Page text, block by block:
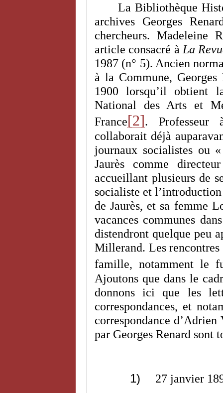
La Bibliothèque
archives Georges
chercheurs. Madeleine
article consacré à La
1987 (n° 5). Ancien
à la Commune,
1900 lorsqu’il obtient
National des Arts et
France[2]. Professeur
collaborait déjà
journaux socialistes ou
Jaurès comme
accueillant plusieurs de
socialiste et
de Jaurès, et sa femme
vacances communes
distendront quelque peu
Millerand. Les rencontres
famille, notamment le
Ajoutons que dans le
donnons ici que les
correspondances, et
correspondance d’Adrien
par Georges Renard sont
1)
27 janvier